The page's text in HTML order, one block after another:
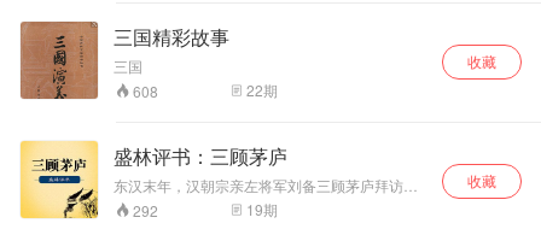
生的三国，吸收南
北评书评话的众家
色，得到广泛的好
义》，请在蜻蜓
FM搜索】
大战役”中最为著名的一场，也是中国历史上第一
次在长江流域进行的大规模江河作战，标志着中
国军事政治中心不再限于黄河流域。孙刘联军最
后以火攻大破曹军，曹操北回，孙、刘各自夺去
荆州的一部分，奠定了三国鼎立的基础。
三国精彩故事
三国
608
22期
收藏
盛林评书：三顾茅庐
东汉末年，汉朝宗亲左将军刘备三顾茅庐拜访诸
葛亮，他们的谈话内容即《隆中对》（三分天下
的战略决策）。
292 19期
收藏